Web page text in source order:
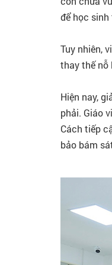
để học
Tuy nhiên,
thay thế nỗ
Hiện nay,
phải. Giáo
Cách tiếp
bảo bám